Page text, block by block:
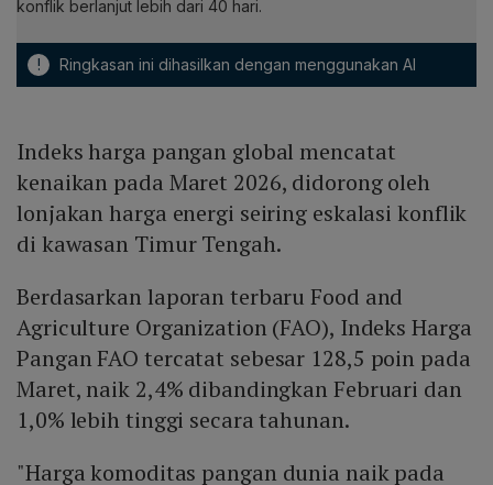
konflik berlanjut lebih dari 40 hari.
! Ringkasan ini dihasilkan dengan menggunakan AI
Indeks harga pangan global mencatat
kenaikan pada Maret 2026, didorong oleh
lonjakan harga energi seiring eskalasi konflik
di kawasan Timur Tengah.
Berdasarkan laporan terbaru Food and
Agriculture Organization (FAO), Indeks Harga
Pangan FAO tercatat sebesar 128,5 poin pada
Maret, naik 2,4% dibandingkan Februari dan
1,0% lebih tinggi secara tahunan.
"Harga komoditas pangan dunia naik pada